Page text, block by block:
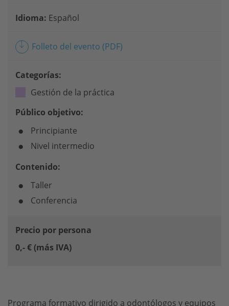
Programa formativo dirigido a odontólogos y equipos
Idioma: Español
Folleto del evento (PDF)
Categorías:
Gestión de la práctica
Público objetivo:
Principiante
Nivel intermedio
Contenido:
Taller
Conferencia
Precio por persona
0,- € (más IVA)